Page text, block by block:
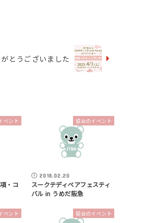
とうございました
ベント
・コ
協会のイベント
2018.02.20
スークテディベアフェスティ
バル in うめだ阪急
ベント 協会のイベント